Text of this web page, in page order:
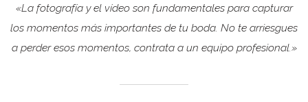
«La fotografía y el vídeo son fundamentales para capturar
los momentos más importantes de tu boda. No te arriesgues
a perder esos momentos, contrata a un equipo profesional.»